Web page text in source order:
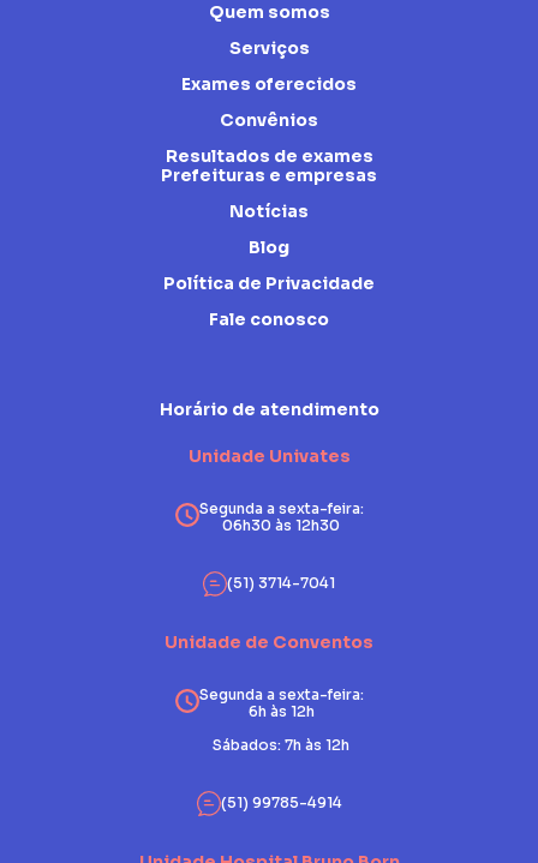
Quem somos
Serviços
Exames oferecidos
Convênios
Resultados de exames
Prefeituras e empresas
Notícias
Blog
Política de Privacidade
Fale conosco
Horário de atendimento
Unidade Univates
Segunda a sexta-feira:
06h30 às 12h30
(51) 3714-7041
Unidade de Conventos
Segunda a sexta-feira:
6h às 12h
Sábados: 7h às 12h
(51) 99785-4914